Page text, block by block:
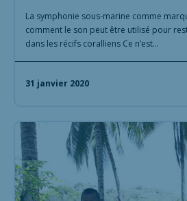
La symphonie sous-marine comme
comment le son peut être utilisé pour
dans les récifs coralliens Ce n’est…
31 janvier 2020